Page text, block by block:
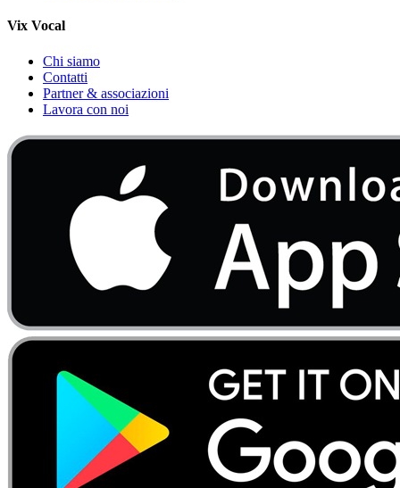
Vix Vocal
Chi siamo
Contatti
Partner & associazioni
Lavora con noi